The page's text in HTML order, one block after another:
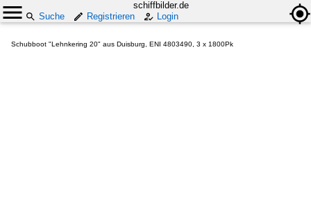
schiffbilder.de
Suche
Registrieren Login
Schubboot "Lehnkering 20" aus Duisburg, ENI 4803490, 3 x 1800Pk